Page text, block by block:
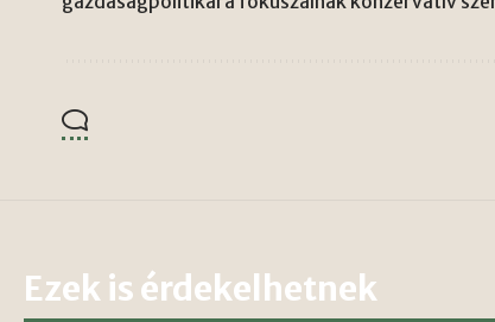
Ezek is érdekelhetnek